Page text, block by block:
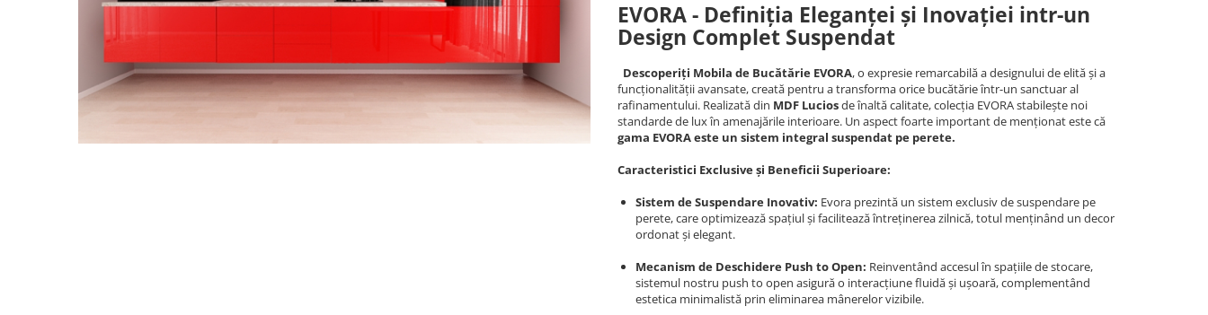
EVORA - Definiția Eleganței și Inovației intr-un
Design Complet Suspendat
Descoperiți Mobila de Bucătărie EVORA, o expresie remarcabilă a designului de elită și a
funcționalității avansate, creată pentru a transforma orice bucătărie într-un sanctuar al
rafinamentului. Realizată din MDF Luciosde înaltă calitate, colecția EVORA stabilește noi
standarde de lux în amenajările interioare. Un aspect foarte important de menționat este că
gama EVORA este un sistem integral suspendat pe perete.
Caracteristici Exclusive și Beneficii Superioare:
Sistem de Suspendare Inovativ: Evora prezintă un sistem exclusiv de suspendare pe
perete, care optimizează spațiul și facilitează întreținerea zilnică, totul menținând un decor
ordonat și elegant.
Mecanism de Deschidere Push to Open: Reinventând accesul în spațiile de stocare,
sistemul nostru push to open asigură o interacțiune fluidă și ușoară, complementând
estetica minimalistă prin eliminarea mânerelor vizibile.